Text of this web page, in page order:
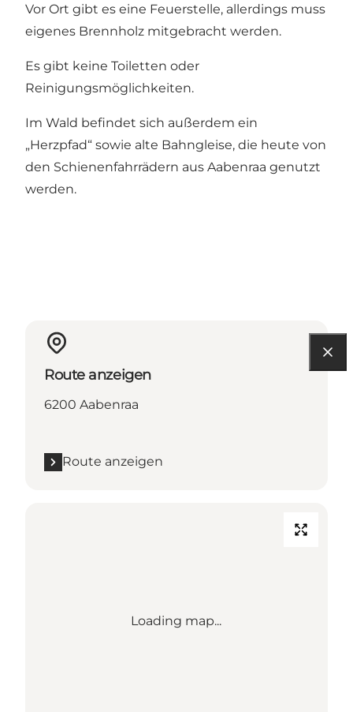
Vor Ort gibt es eine Feuerstelle, allerdings muss
eigenes Brennholz mitgebracht werden.
Es gibt keine Toiletten oder
Reinigungsmöglichkeiten.
Im Wald befindet sich außerdem ein
„Herzpfad“ sowie alte Bahngleise, die heute von
den Schienenfahrrädern aus Aabenraa genutzt
werden.
Route anzeigen
6200 Aabenraa
Route anzeigen
Loading map...